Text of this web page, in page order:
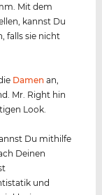
Mit dem
kannst Du
falls sie nicht
Damen an,
Mr. Right hin
Look.
Du mithilfe
Deinen
und